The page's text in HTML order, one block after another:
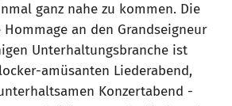
ganz nahe zu kommen. Die
an den Grandseigneur
Unterhaltungsbranche ist
amüsanten Liederabend,
Konzertabend -